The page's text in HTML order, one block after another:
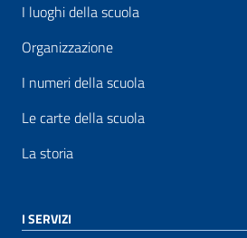
I luoghi della scuola
Organizzazione
I numeri della scuola
Le carte della scuola
La storia
I SERVIZI